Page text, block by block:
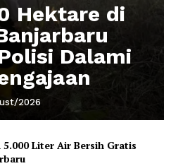
Hektare di
Dalami
2026
Liter Air Bersih Gratis